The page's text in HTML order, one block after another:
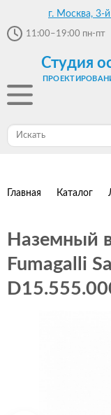
г. Москва, 3-
11:00–19:00 пн-пт
Студия
Главная Каталог
Наземный
Fumagalli